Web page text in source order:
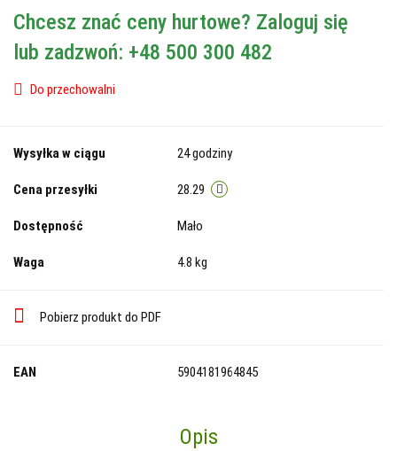
Chcesz znać ceny hurtowe? Zaloguj się
lub zadzwoń: +48 500 300 482
Do przechowalni
Wysyłka w ciągu 24 godziny
Cena przesyłki 28.29
Dostępność Mało
Waga 4.8 kg
Pobierz produkt do PDF
EAN 5904181964845
Opis